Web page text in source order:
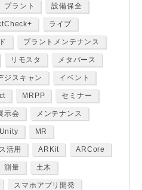
プラント 設備保全
ライブ
プラントメンテナンス
リモスタ メタバース
ジスキャン イベント
MRPP セミナー
示会 メンテナンス
Unity MR
活用 ARKit ARCore
測量 土木
スマホアプリ開発